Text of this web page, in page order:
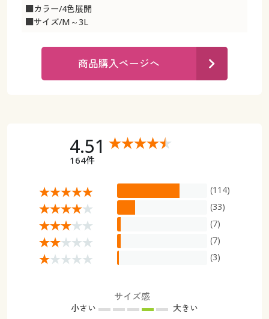
マイページ
ご利用ガイド
よくある質問とお問い合わせ
閲覧履歴
お気に入り
サポート
よくある質問とお問い合わせ
■カラー/4色展開
■サイズ/M～3L
商品購入ページへ
4.51
164件
(114)
(33)
(7)
(7)
(3)
サイズ感
小さい 大きい